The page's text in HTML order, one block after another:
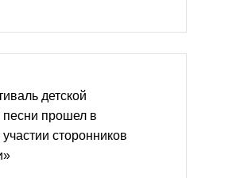
детской
песни прошел в
сторонников